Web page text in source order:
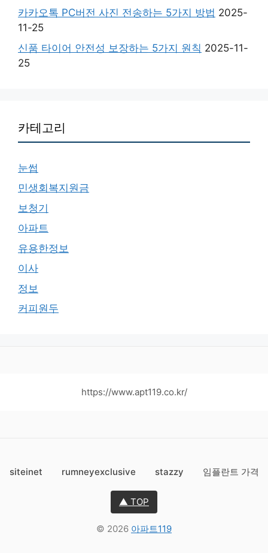
카카오톡 PC버전 사진 전송하는 5가지 방법 2025-
11-25
신품 타이어 안전성 보장하는 5가지 원칙 2025-11-
25
카테고리
눈썹
민생회복지원금
보청기
아파트
유용한정보
이사
정보
커피원두
https://www.apt119.co.kr/
siteinet rumneyexclusive stazzy 임플란트 가격
▲ TOP
© 2026 아파트119